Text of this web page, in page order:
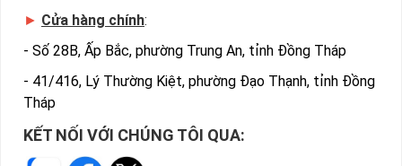
► Cửa hàng chính:
- Số 28B, Ấp Bắc, phường Trung An, tỉnh Đồng Tháp
- 41/416, Lý Thường Kiệt, phường Đạo Thạnh, tỉnh Đồng
Tháp
KẾT NỐI VỚI CHÚNG TÔI QUA: